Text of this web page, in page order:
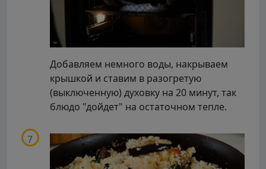
Добавляем немного воды, накрываем
крышкой и ставим в разогретую
(выключенную) духовку на 20 минут, так
блюдо "дойдет" на остаточном тепле.